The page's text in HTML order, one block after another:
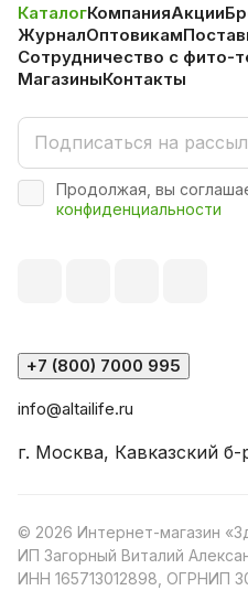
КаталогКомпанияАкции
ЖурналОптовикам
Сотрудничество с фито-
МагазиныКонтакты
Продолжая, вы
конфиденциальности
+7 (800) 7000 995
info@altailife.ru
г. Москва, Кавказский б-
© 2026 Интернет-магазин
ИП Загорный Виталий
ИНН 165713012898, ОГРНИП